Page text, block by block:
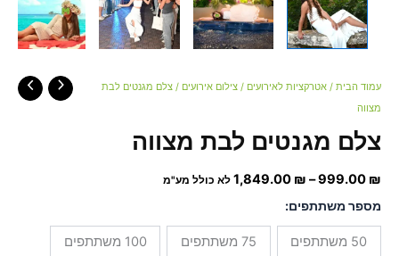
עמוד הבית / אטרקציות לאירועים / צילום אירועים / צלם מגנטים לבת
מצווה
צלם מגנטים לבת מצווה
999.00 ₪
–
1,849.00 ₪ לא כולל מע"מ
מספר משתתפים:
50 משתתפים 75 משתתפים 100 משתתפים